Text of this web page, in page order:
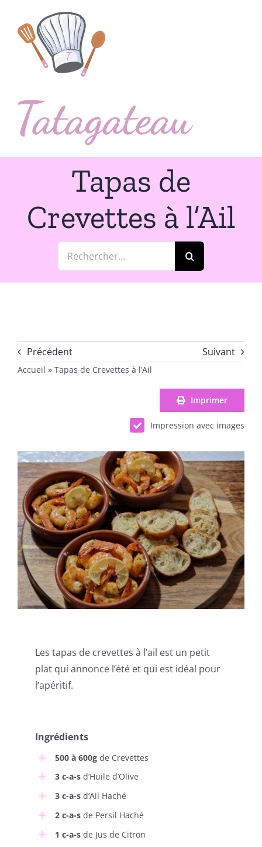
contenu
Tapas de
Crevettes à l’Ail
Rechercher:
Précédent Suivant
Accueil » Tapas de Crevettes à l’Ail
Imprimer
Impression avec images
Les tapas de crevettes à l’ail est un petit
plat qui annonce l’été et qui est idéal pour
l’apéritif.
Ingrédients
500 à 600gde Crevettes
3 c-a-sd’Huile d’Olive
3 c-a-sd’Ail Haché
2 c-a-sde Persil Haché
1 c-a-sde Jus de Citron